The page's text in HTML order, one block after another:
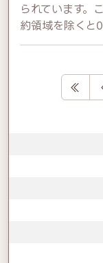
られています。
約領域を除くと
First